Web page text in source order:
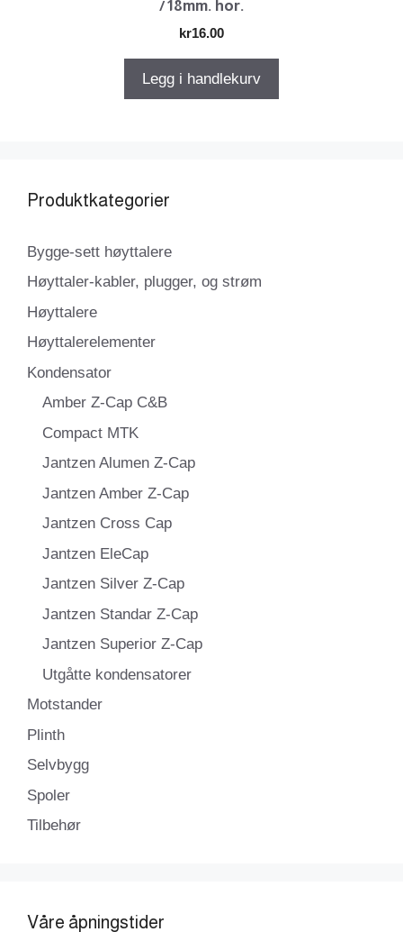
/ 18mm. hor.
kr16.00
Legg i handlekurv
Produktkategorier
Bygge-sett høyttalere
Høyttaler-kabler, plugger, og strøm
Høyttalere
Høyttalerelementer
Kondensator
Amber Z-Cap C&B
Compact MTK
Jantzen Alumen Z-Cap
Jantzen Amber Z-Cap
Jantzen Cross Cap
Jantzen EleCap
Jantzen Silver Z-Cap
Jantzen Standar Z-Cap
Jantzen Superior Z-Cap
Utgåtte kondensatorer
Motstander
Plinth
Selvbygg
Spoler
Tilbehør
Våre åpningstider